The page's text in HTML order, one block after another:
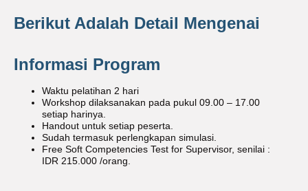
Berikut Adalah Detail Mengenai
Informasi Program
Waktu pelatihan 2 hari
Workshop dilaksanakan pada pukul 09.00 – 17.00
setiap harinya.
Handout untuk setiap peserta.
Sudah termasuk perlengkapan simulasi.
Free Soft Competencies Test for Supervisor, senilai :
IDR 215.000 /orang.